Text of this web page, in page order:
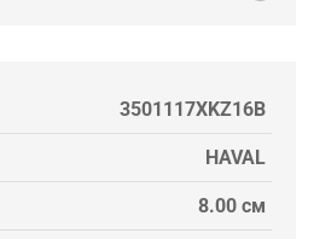
3501117XKZ16B
HAVAL
8.00 см